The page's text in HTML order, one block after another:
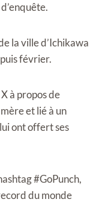
la ville d’Ichikawa
février.
à propos de
et lié à un
ont offert ses
#GoPunch,
du monde